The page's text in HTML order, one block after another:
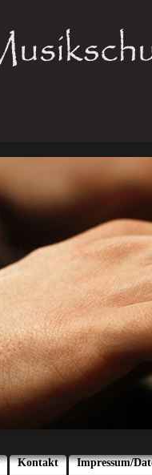
Kontakt Impressum/